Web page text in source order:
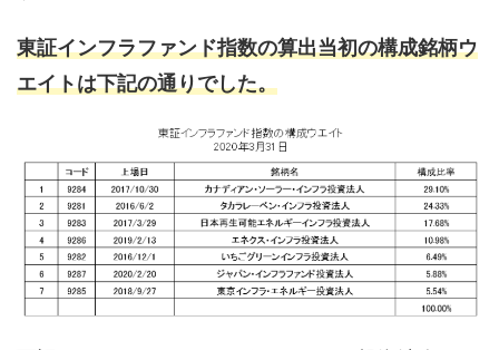
東証インフラファンド指数の算出当初の構成銘柄ウ
エイトは下記の通りでした。